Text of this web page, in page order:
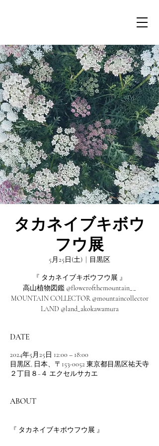
タカネイブキボウ
フウ展
5月25日(土) 目黒区
『 タカネイブキボウフウ展 』
高山植物図鑑 @flowerofthemountain__
MOUNTAIN COLLECTOR @mountaincollector
LAND @land_akokawamura
DATE
2024年5月25日 12:00 – 18:00
目黒区, 日本、〒153-0052 東京都目黒区祐天寺
２丁目８−４ エクセルサカエ
ABOUT
『 タカネイブキボウフウ展 』